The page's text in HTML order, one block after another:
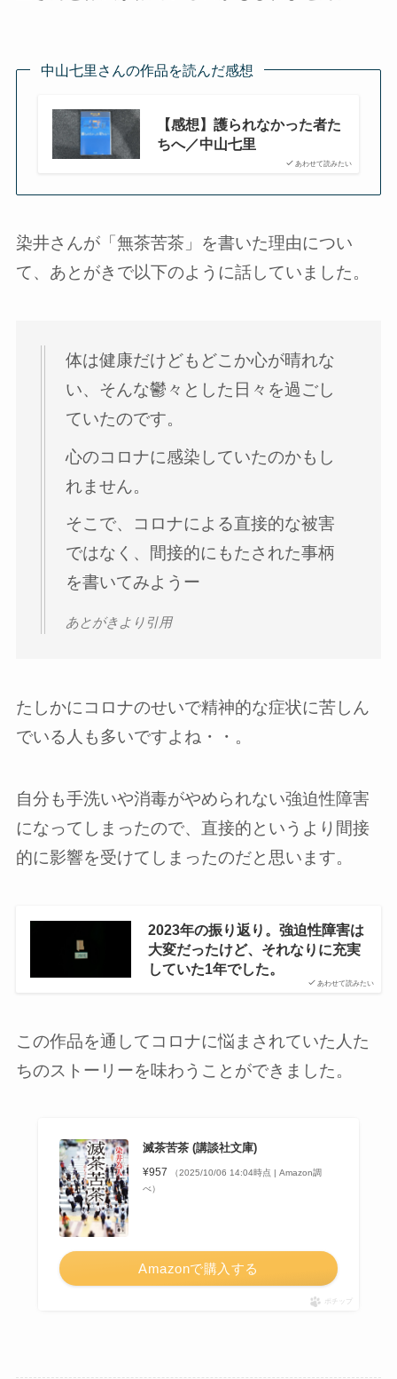
中山七里さんの作品を読んだ感想
あわせて読みたい
【感想】護られなかった者た
ちへ／中山七里
染井さんが「無茶苦茶」を書いた理由につい
て、あとがきで以下のように話していました。
体は健康だけどもどこか心が晴れな
い、そんな鬱々とした日々を過ごし
ていたのです。
心のコロナに感染していたのかもし
れません。
そこで、コロナによる直接的な被害
ではなく、間接的にもたされた事柄
を書いてみようー
あとがきより引用
たしかにコロナのせいで精神的な症状に苦しん
でいる人も多いですよね・・。
自分も手洗いや消毒がやめられない強迫性障害
になってしまったので、直接的というより間接
的に影響を受けてしまったのだと思います。
あわせて読みたい
2023年の振り返り。強迫性障害は
大変だったけど、それなりに充実
していた1年でした。
この作品を通してコロナに悩まされていた人た
ちのストーリーを味わうことができました。
滅茶苦茶 (講談社文庫)
¥957
（2025/10/06 14:04時点 | Amazon調
べ）
Amazonで購入する
ポチップ